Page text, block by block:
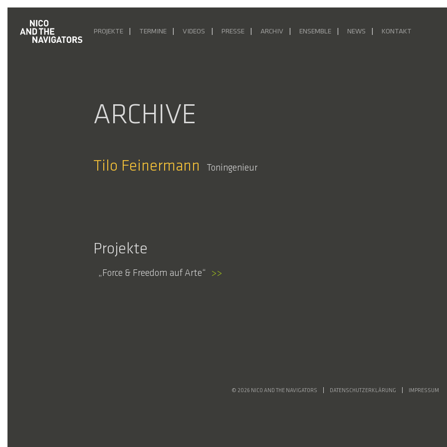
PROJEKTE TERMINE VIDEOS PRESSE ARCHIV ENSEMBLE NEWS KONTAKT
ARCHIVE
Tilo Feinermann Toningenieur
Projekte
Force & Freedom auf Arte >>
© 2026 NICO AND THE NAVIGATORS DATENSCHUTZERKLÄRUNG IMPRESSUM